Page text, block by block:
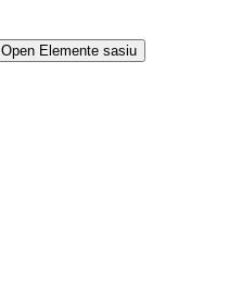
Open Elemente sasiu